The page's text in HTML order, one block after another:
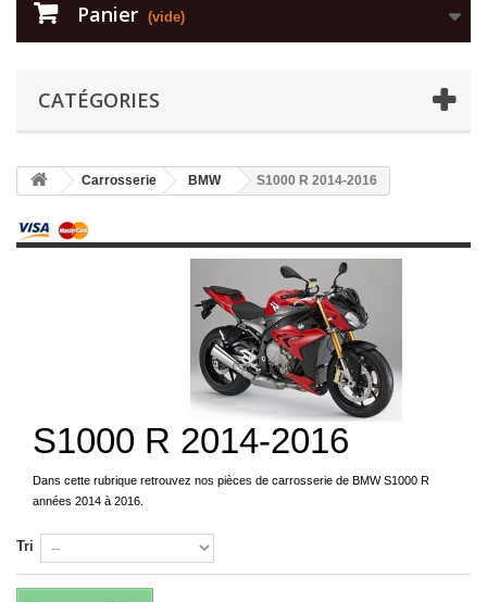
Panier (vide)
CATÉGORIES
Carrosserie BMW S1000 R 2014-2016
S1000 R 2014-2016
Dans cette rubrique retrouvez nos pièces de carrosserie de BMW S1000 R
années 2014 à 2016.
Tri